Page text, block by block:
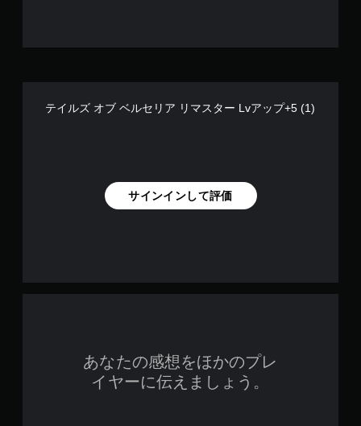
テイルズ オブ ベルセリア リマスター Lvアップ+5 (1)
サインインして評価
あなたの感想をほかのプレ
イヤーに伝えましょう。